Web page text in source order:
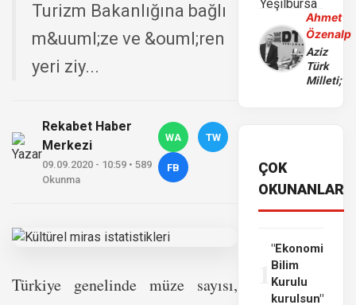
Turizm Bakanlığına bağlı
m&uuml;ze ve &ouml;ren
yeri ziy...
Rekabet Haber
Merkezi
09.09.2020 - 10:59 • 589
Okunma
WA TW
FB
Türkiye genelinde müze sayısı,
Ahmet
Özenalp
Aziz
Türk
Milleti;
ÇOK
OKUNANLAR
"Ekonomi
Bilim
Kurulu
kurulsun"